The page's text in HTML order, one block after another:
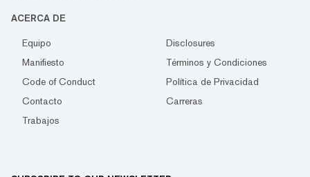
ACERCA DE
Equipo
Disclosures
Manifiesto
Términos y Condiciones
Code of Conduct
Política de Privacidad
Contacto
Carreras
Trabajos